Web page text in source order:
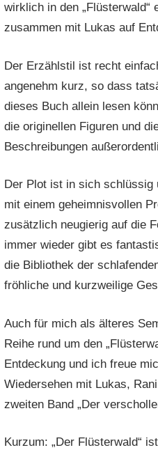
wirklich in den „Flüsterwald“
zusammen mit Lukas auf
Der Erzählstil ist recht
angenehm kurz, so dass
dieses Buch allein lesen
die originellen Figuren und
Beschreibungen
Der Plot ist in sich schlüssig
mit einem geheimnisvollen
zusätzlich neugierig auf die
immer wieder gibt es
die Bibliothek der
fröhliche und kurzweilige
Auch für mich als älteres
Reihe rund um den
Entdeckung und ich freue
Wiedersehen mit Lukas,
zweiten Band „Der
Kurzum: „Der Flüsterwald“